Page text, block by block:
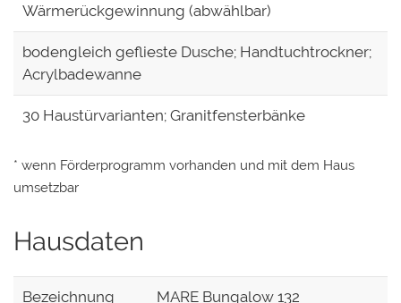
Wärmerückgewinnung (abwählbar)
bodengleich geflieste Dusche; Handtuchtrockner;
Acrylbadewanne
30 Haustürvarianten; Granitfensterbänke
* wenn Förderprogramm vorhanden und mit dem Haus
umsetzbar
Hausdaten
Bezeichnung MARE Bungalow 132